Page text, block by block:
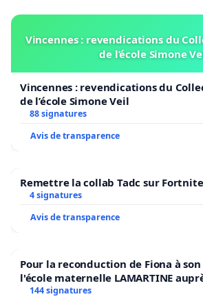
Vincennes : revendications du
de l’école Simone
Vincennes : revendications du
de l’école Simone Veil
88 signatures
Avis de transparence
Remettre la collab Tadc sur Fortnite
4 signatures
Avis de transparence
Pour la reconduction de Fiona à
l'école maternelle LAMARTINE
2026/2027
144 signatures